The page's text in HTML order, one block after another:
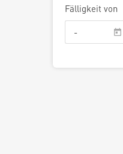
Fälligkeit von